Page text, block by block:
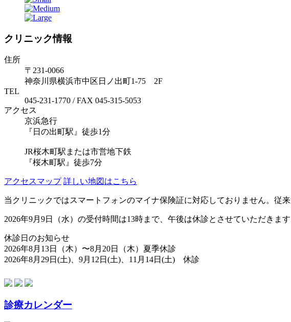
クリニック情報
住所
〒231-0066
神奈川県横浜市中区日ノ出町1-75 2F
TEL
045-231-1770 / FAX 045-315-5053
アクセス
京浜急行
『日の出町駅』徒歩1分
JR桜木町駅または市営地下鉄
『桜木町駅』徒歩7分
アクセスマップ 詳しい地図はこちら
当クリニックではスマートフォンのマイナ保険証に対応しておりません。従
2026年9月9日（水）の受付時間は13時まで、午後は休診とさせていただきます
休診日のお知らせ
2026年8月13日（木）〜8月20日（木）夏季休診
2026年8月29日(土)、9月12日(土)、11月14日(土) 休診
診療カレンダー